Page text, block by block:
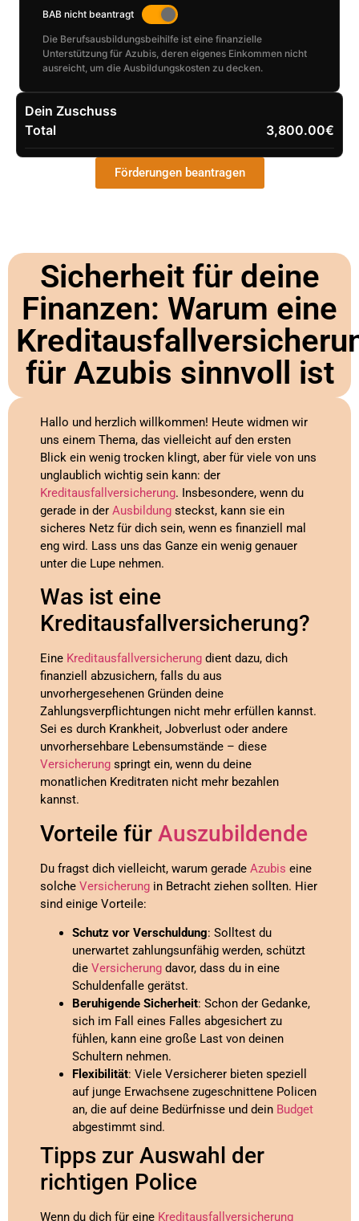
BAB nicht beantragt
Die Berufsausbildungsbeihilfe ist eine finanzielle
Unterstützung für Azubis, deren eigenes Einkommen nicht
ausreicht, um die Ausbildungskosten zu decken.
Dein Zuschuss
Total
3,800.00€
Förderungen beantragen
Sicherheit für deine
Finanzen: Warum eine
für Azubis sinnvoll ist
Hallo und herzlich willkommen! Heute widmen wir
uns einem Thema, das vielleicht auf den ersten
Blick ein wenig trocken klingt, aber für viele von uns
unglaublich wichtig sein kann: der
Kreditausfallversicherung. Insbesondere, wenn du
gerade in der Ausbildung steckst, kann sie ein
sicheres Netz für dich sein, wenn es finanziell mal
eng wird. Lass uns das Ganze ein wenig genauer
unter die Lupe nehmen.
Was ist eine
Kreditausfallversicherung?
Eine Kreditausfallversicherung dient dazu, dich
finanziell abzusichern, falls du aus
unvorhergesehenen Gründen deine
Zahlungsverpflichtungen nicht mehr erfüllen kannst.
Sei es durch Krankheit, Jobverlust oder andere
unvorhersehbare Lebensumstände – diese
Versicherung springt ein, wenn du deine
monatlichen Kreditraten nicht mehr bezahlen
kannst.
Vorteile für Auszubildende
Du fragst dich vielleicht, warum gerade Azubis eine
solche Versicherung in Betracht ziehen sollten. Hier
sind einige Vorteile:
Schutz vor Verschuldung: Solltest du
unerwartet zahlungsunfähig werden, schützt
die Versicherung davor, dass du in eine
Schuldenfalle gerätst.
Beruhigende Sicherheit: Schon der Gedanke,
sich im Fall eines Falles abgesichert zu
fühlen, kann eine große Last von deinen
Schultern nehmen.
Flexibilität: Viele Versicherer bieten speziell
auf junge Erwachsene zugeschnittene Policen
an, die auf deine Bedürfnisse und dein Budget
abgestimmt sind.
Tipps zur Auswahl der
richtigen Police
Wenn du dich für eine Kreditausfallversicherung